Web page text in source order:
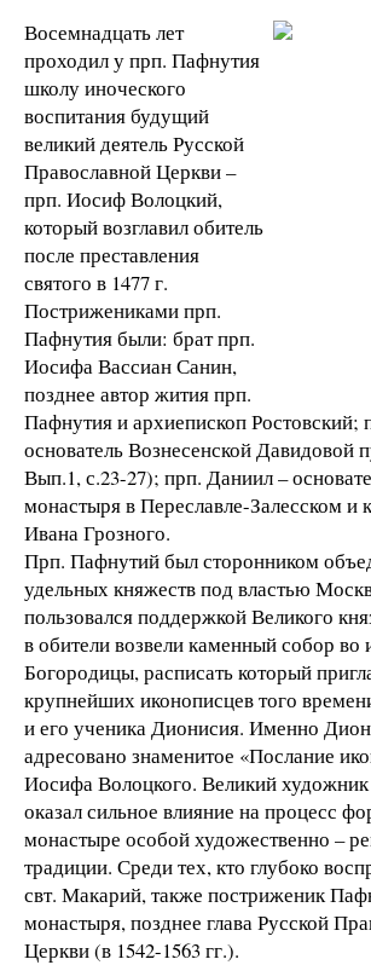
Восемнадцать лет
проходил у прп. Пафнутия
школу иноческого
воспитания будущий
великий деятель Русской
Православной Церкви –
прп. Иосиф Волоцкий,
который возглавил обитель
после преставления
святого в 1477 г.
Пострижениками прп.
Пафнутия были: брат прп.
Иосифа Вассиан Санин,
позднее автор жития прп.
Пафнутия и архиепископ Ростовский;
основатель Вознесенской Давидовой
Вып.1, с.23-27); прп. Даниил –
монастыря в Переславле-Залесском и
Ивана Грозного.
Прп. Пафнутий был сторонником
удельных княжеств под властью
пользовался поддержкой Великого
в обители возвели каменный собор во
Богородицы, расписать который
крупнейших иконописцев того
и его ученика Дионисия. Именно
адресовано знаменитое «Послание
Иосифа Волоцкого. Великий
оказал сильное влияние на процесс
монастыре особой художественно –
традиции. Среди тех, кто глубоко
свт. Макарий, также постриженик
монастыря, позднее глава Русской
Церкви (в 1542-1563 гг.).